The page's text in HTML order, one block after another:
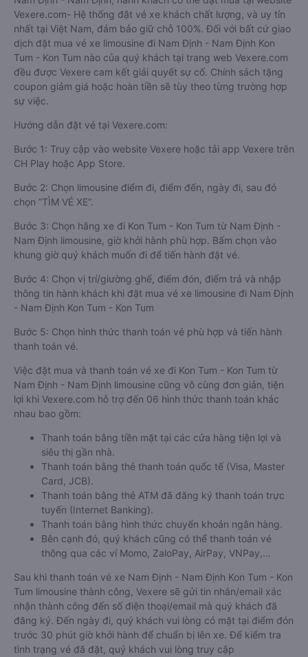
Vexere.com- Hệ thống đặt vé xe khách chất lượng, và uy tín
nhất tại Việt Nam, đảm bảo giữ chỗ 100%. Đối với bất cứ giao
dịch đặt mua vé xe limousine đi Nam Định - Nam Định Kon
Tum - Kon Tum nào của quý khách tại trang web Vexere.com
đều được Vexere cam kết giải quyết sự cố. Chính sách tặng
coupon giảm giá hoặc hoàn tiền sẽ tùy theo từng trường hợp
sự việc.
Hướng dẫn đặt vé tại Vexere.com:
Bước 1: Truy cập vào website Vexere hoặc tải app Vexere trên
CH Play hoặc App Store.
Bước 2: Chọn limousine điểm đi, điểm đến, ngày đi, sau đó
chọn “TÌM VÉ XE”.
Bước 3: Chọn hãng xe đi Kon Tum - Kon Tum từ Nam Định -
Nam Định limousine, giờ khởi hành phù hợp. Bấm chọn vào
khung giờ quý khách muốn đi để tiến hành đặt vé.
Bước 4: Chọn vị trí/giường ghế, điểm đón, điểm trả và nhập
thông tin hành khách khi đặt mua vé xe limousine đi Nam Định
- Nam Định Kon Tum - Kon Tum
Bước 5: Chọn hình thức thanh toán vé phù hợp và tiến hành
thanh toán vé.
Việc đặt mua và thanh toán vé xe đi Kon Tum - Kon Tum từ
Nam Định - Nam Định limousine cũng vô cùng đơn giản, tiện
lợi khi Vexere.com hỗ trợ đến 06 hình thức thanh toán khác
nhau bao gồm:
Thanh toán bằng tiền mặt tại các cửa hàng tiện lợi và
siêu thị gần nhà.
Thanh toán bằng thẻ thanh toán quốc tế (Visa, Master
Card, JCB).
Thanh toán bằng thẻ ATM đã đăng ký thanh toán trực
tuyến (Internet Banking).
Thanh toán bằng hình thức chuyển khoản ngân hàng.
Bên cạnh đó, quý khách cũng có thể thanh toán vé
thông qua các ví Momo, ZaloPay, AirPay, VNPay,…
Sau khi thanh toán vé xe Nam Định - Nam Định Kon Tum - Kon
Tum limousine thành công, Vexere sẽ gửi tin nhắn/email xác
nhận thành công đến số điện thoại/email mà quý khách đã
đăng ký. Đến ngày đi, quý khách vui lòng có mặt tại điểm đón
trước 30 phút giờ khởi hành để chuẩn bị lên xe. Để kiểm tra
tình trạng vé đã đặt, quý khách vui lòng truy cập